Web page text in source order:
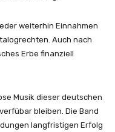
weiterhin Einnahmen
Auch nach
Erbe finanziell
Musik dieser deutschen
bleiben. Die Band
langfristigen Erfolg